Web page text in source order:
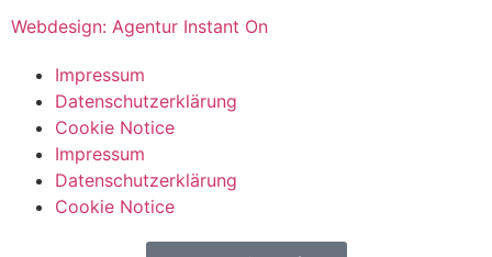
Webdesign: Agentur Instant On
Impressum
Datenschutzerklärung
Cookie Notice
Impressum
Datenschutzerklärung
Cookie Notice